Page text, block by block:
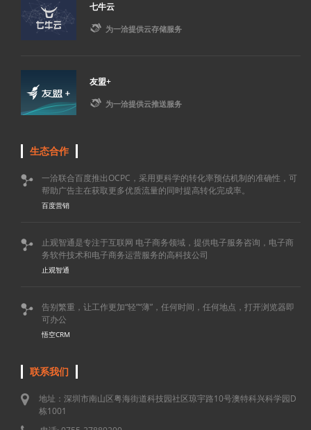
七牛云
 为一洽提供云存储服务
友盟+
 为一洽提供云推送服务
生态合作

一洽联合百度推出OCPC，采用更科学的转化率预估机制的准确性，可
帮助广告主在获取更多优质流量的同时提高转化完成率。
百度营销

止观智通是专注于互联网 电子商务领域，提供电子服务咨询，电子商
务软件技术和电子商务运营服务的高科技公司
止观智通

告别繁重，让工作更加“轻”“薄”，任何时间，任何地点，打开浏览器即
可办公
悟空CRM
联系我们
地址：深圳市南山区粤海街道科技园社区琼宇路10号澳特科兴科学园D
栋1001